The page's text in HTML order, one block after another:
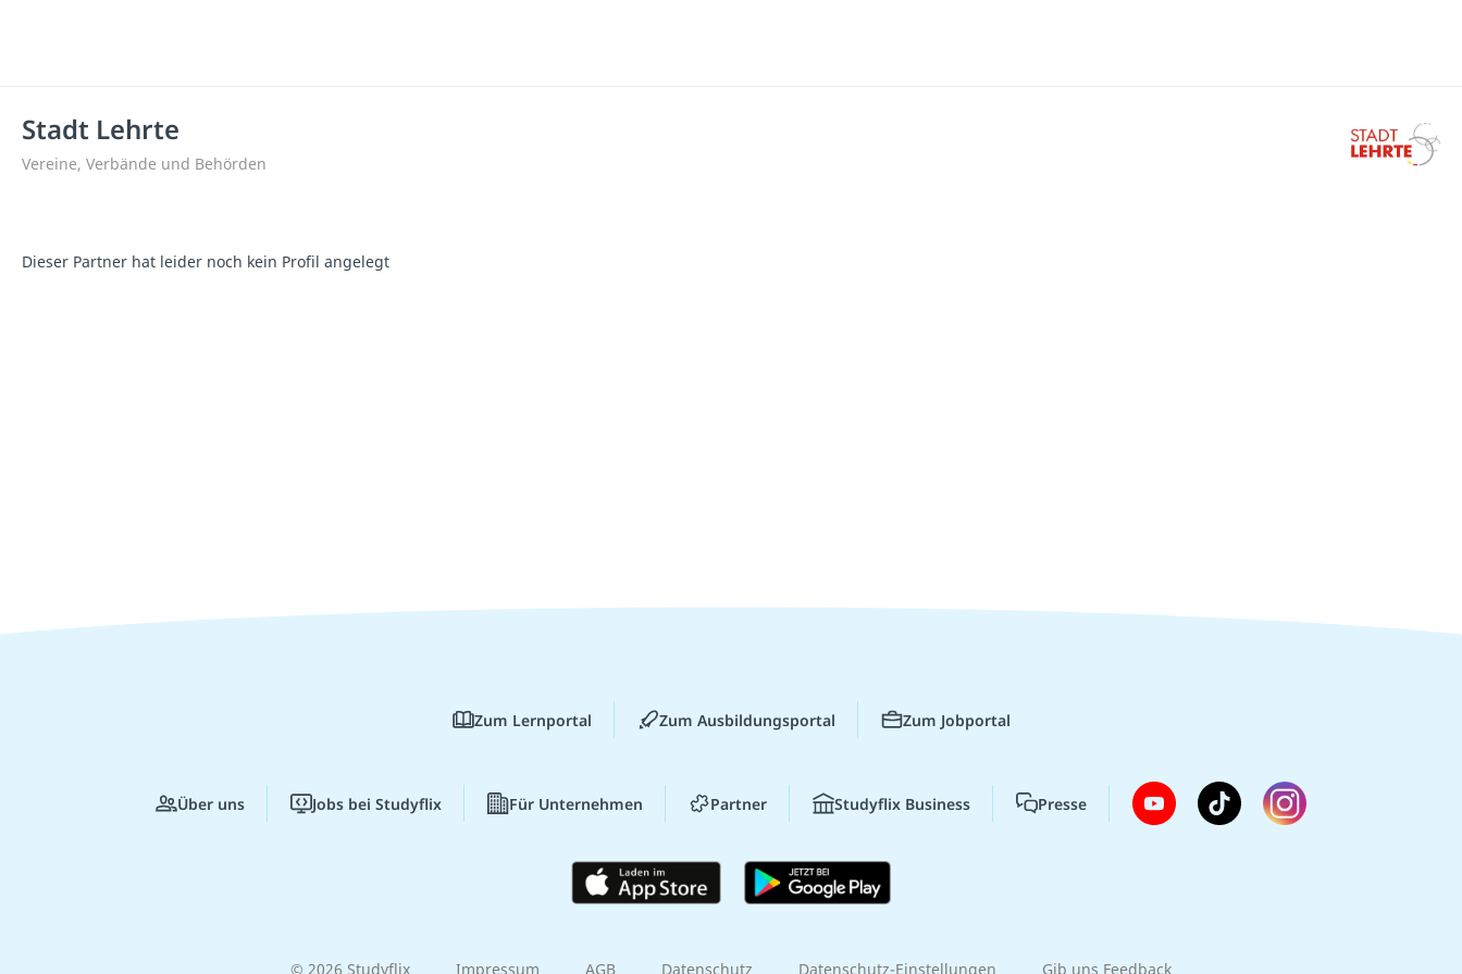
Stadt Lehrte
Vereine, Verbände und Behörden
Dieser Partner hat leider noch kein Profil angelegt
Zum Lernportal Zum Ausbildungsportal Zum Jobportal
Über uns Jobs bei Studyflix Für Unternehmen Partner Studyflix Business Presse
© 2026 Studyflix Impressum AGB Datenschutz Datenschutz-Einstellungen Gib uns Feedback